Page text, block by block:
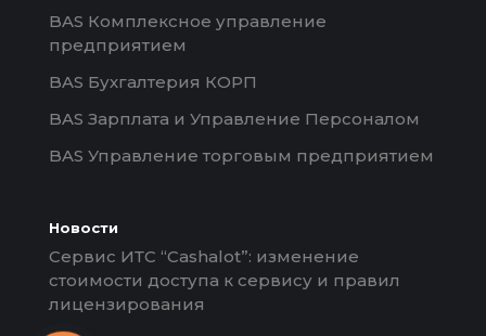
BAS Комплексное управление
предприятием
BAS Бухгалтерия КОРП
BAS Зарплата и Управление Персоналом
BAS Управление торговым предприятием
Новости
Сервис ИТС “Cashalot”: изменение
стоимости доступа к сервису и правил
лицензирования